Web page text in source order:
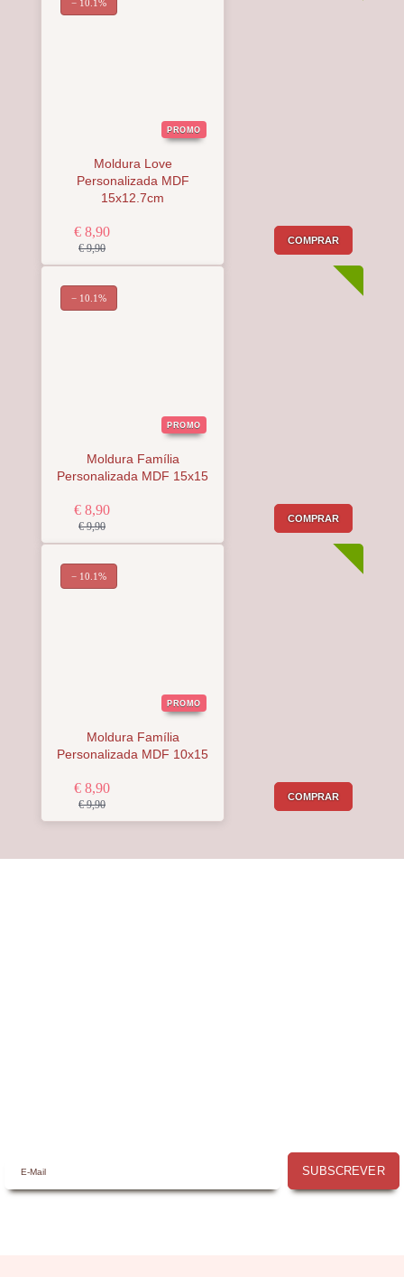
PROMO
Moldura Love
Personalizada MDF
15x12.7cm
€ 8,90
€ 9,90
COMPRAR
− 10.1%
PROMO
Moldura Família
Personalizada MDF 15x15
€ 8,90
€ 9,90
COMPRAR
− 10.1%
PROMO
Moldura Família
Personalizada MDF 10x15
€ 8,90
€ 9,90
COMPRAR
− 10.1%
SUBSCREVER